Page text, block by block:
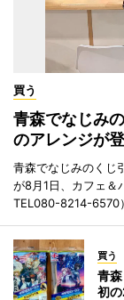
買う
青森でなじみ
のアレンジが
青森でなじみのくじ
が8月1日、カフェ＆
TEL080-8214-6570
買う
青
初